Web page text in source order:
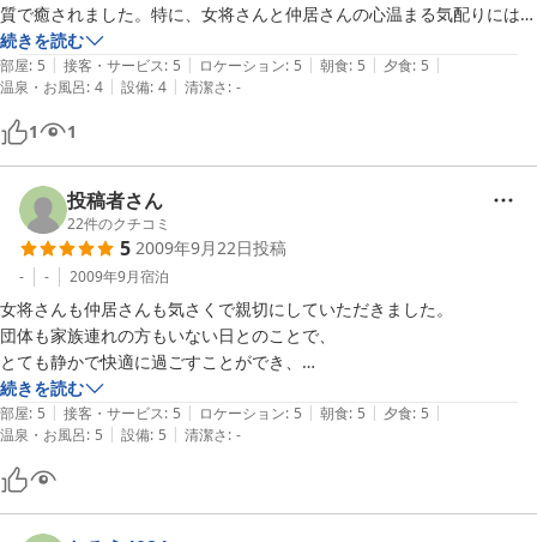
質で癒されました。特に、女将さんと仲居さんの心温まる気配りには頭
が下がります。格安プランなのに驚きです。11月7日にゴルフの有志メ
ンバーと泊まる予定です。又、宜しくお願いします。テナントで入って
いる『とり源』さんも焼酎と薩摩地鶏のコラボで良かったです。皆さ
ん、頑張って下さい。
続きを読む
部屋: 5 | 接客・サービス: 5 | ロケーション: 5 | 朝食: 5 | 夕食: 5 |
温泉・お風呂: 4 | 設備: 4 | 清潔さ: -
1 1
投稿者さん
22件のクチコミ
5 2009年9月22日投稿
- - 2009年9月宿泊
女将さんも仲居さんも気さくで親切にしていただきました。
団体も家族連れの方もいない日とのことで、
とても静かで快適に過ごすことができ、
小さな旅館の良さを再認識させていただきました。
一つ提案ですが、
例えば部屋のアメニティや、お茶、お菓子などに、
何かこの宿独自の拘りを持たせることが出来れば、
さらに印象に残るのではないでしょうか。
続きを読む
部屋: 5 | 接客・サービス: 5 | ロケーション: 5 | 朝食: 5 | 夕食: 5 |
温泉・お風呂: 5 | 設備: 5 | 清潔さ: -